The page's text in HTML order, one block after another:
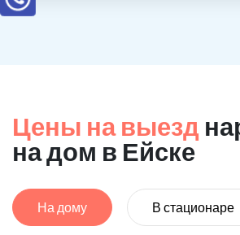
Цены на выезд
на дом в Ейске
На дому В стационаре